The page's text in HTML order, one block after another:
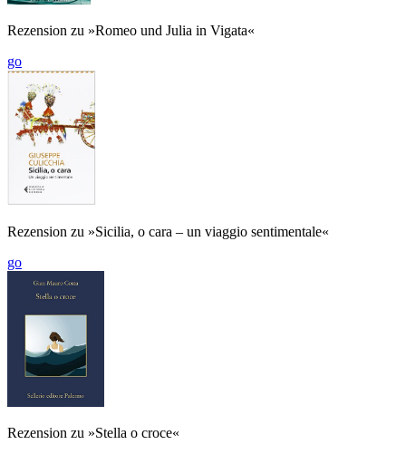
Rezension zu »Romeo und Julia in Vigata«
go
Rezension zu »Sicilia, o cara – un viaggio sentimentale«
go
Rezension zu »Stella o croce«